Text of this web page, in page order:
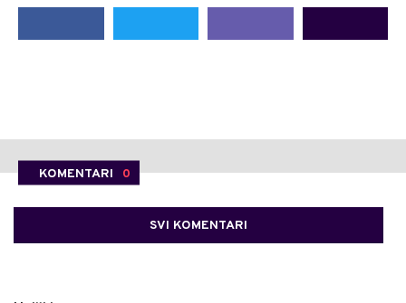
KOMENTARI 0
SVI KOMENTARI